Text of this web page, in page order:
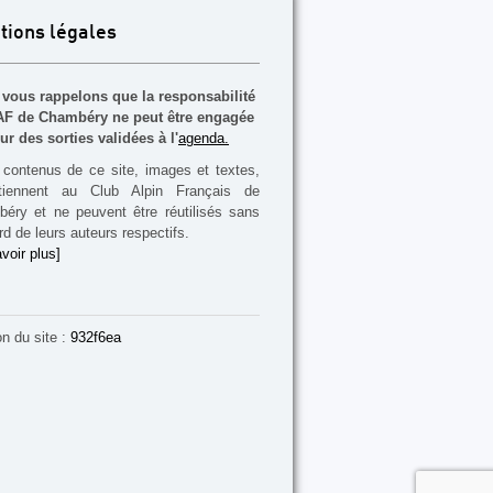
légales
rappelons que la responsabilité
de Chambéry ne peut être engagée
des sorties validées à l'agenda.
de ce site, images et textes,
au Club Alpin Français de
et ne peuvent être réutilisés sans
de leurs auteurs respectifs.
plus]
du site : 932f6ea